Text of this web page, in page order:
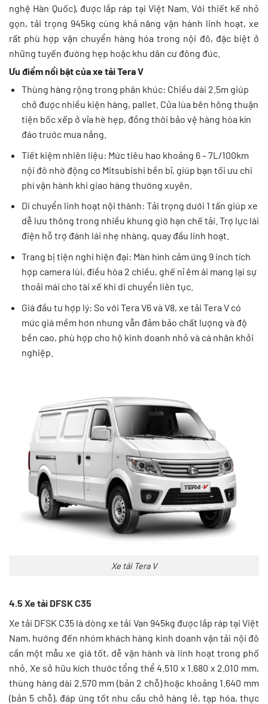
nghệ Hàn Quốc), được lắp ráp tại Việt Nam. Với thiết kế nhỏ
gọn, tải trọng 945kg cùng khả năng vận hành linh hoạt, xe
rất phù hợp vận chuyển hàng hóa trong nội đô, đặc biệt ở
những tuyến đường hẹp hoặc khu dân cư đông đúc.
Ưu điểm nổi bật của xe tải Tera V
Thùng hàng rộng trong phân khúc: Chiều dài 2.5m giúp
chở được nhiều kiện hàng, pallet. Cửa lùa bên hông thuận
tiện bốc xếp ở vỉa hè hẹp, đồng thời bảo vệ hàng hóa kín
đáo trước mưa nắng.
Tiết kiệm nhiên liệu: Mức tiêu hao khoảng 6 – 7L/100km
nội đô nhờ động cơ Mitsubishi bền bỉ, giúp bạn tối ưu chi
phí vận hành khi giao hàng thường xuyên.
Di chuyển linh hoạt nội thành: Tải trọng dưới 1 tấn giúp xe
dễ lưu thông trong nhiều khung giờ hạn chế tải. Trợ lực lái
điện hỗ trợ đánh lái nhẹ nhàng, quay đầu linh hoạt.
Trang bị tiện nghi hiện đại: Màn hình cảm ứng 9 inch tích
hợp camera lùi, điều hòa 2 chiều, ghế nỉ êm ái mang lại sự
thoải mái cho tài xế khi di chuyển liên tục.
Giá đầu tư hợp lý: So với Tera V6 và V8, xe tải Tera V có
mức giá mềm hơn nhưng vẫn đảm bảo chất lượng và độ
bền cao, phù hợp cho hộ kinh doanh nhỏ và cá nhân khởi
nghiệp.
Xe tải Tera V
4.5 Xe tải DFSK C35
Xe tải DFSK C35 là dòng xe tải Van 945kg được lắp ráp tại Việt
Nam, hướng đến nhóm khách hàng kinh doanh vận tải nội đô
cần một mẫu xe giá tốt, dễ vận hành và linh hoạt trong phố
nhỏ. Xe sở hữu kích thước tổng thể 4.510 x 1.680 x 2.010 mm,
thùng hàng dài 2.570 mm (bản 2 chỗ) hoặc khoảng 1.640 mm
(bản 5 chỗ), đáp ứng tốt nhu cầu chở hàng lẻ, tạp hóa, thực